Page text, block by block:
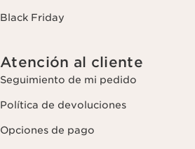
Black Friday
Atención al cliente
Seguimiento de mi pedido
Política de devoluciones
Opciones de pago